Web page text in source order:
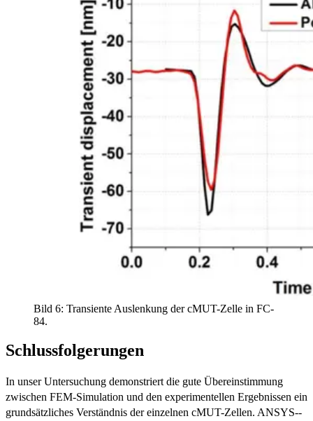
Bild 6: Transiente Auslenkung der cMUT-Zelle in FC-
84.
Schlussfolgerungen
In unser Untersuchung demonstriert die gute Übereinstimmung
zwischen FEM-Simulation und den experimentellen Ergebnissen ein
grundsätzliches Verständnis der einzelnen cMUT-Zellen. ANSYS-­